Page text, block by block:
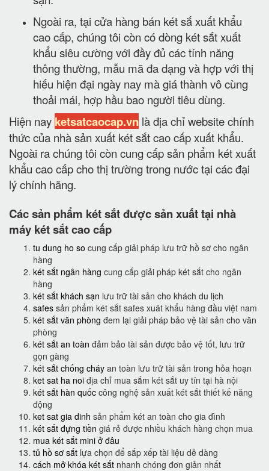
Ngoài ra, tại cửa hàng bán két sắ xuất khẩu
cao cấp, chúng tôi còn có dòng két sắt xuất
khẩu siêu cường với đầy đủ các tính năng
thông thường, mẫu mã đa dạng và hợp với thị
hiếu hiện đại ngày nay mà giá thành vô cùng
thoải mái, hợp hầu bao người tiêu dùng.
Hiện nay ketsatcaocap.vn là địa chỉ website chính
thức của nhà sản xuất két sắt cao cấp xuất khẩu.
Ngoài ra chúng tôi còn cung cấp sản phẩm két xuất
khẩu cao cấp cho thị trường trong nước tại các đại
lý chính hãng.
Các sản phẩm két sắt được sản xuất tại nhà
máy két sắt cao cấp
tu dung ho so cung cấp giải pháp lưu trữ hồ sơ cho ngân
hàng
két sắt ngân hàng cung cấp giải pháp két sắt cho ngân
hàng
két sắt khách sạn lưu trữ tài sản cho khách du lịch
safes sản phẩm két sắt safes xuât khẩu hàng đầu việt nam
két sắt văn phòng đem lại giải pháp bảo vệ tài sản cho văn
phòng
két sắt an toàn đảm bảo tài sản được bảo vệ tốt, lưu trữ
gọn gàng
két sắt chống cháy an toàn lưu trữ tài sản trong hỏa hoạn
ket sat ha noi địa chỉ mua sắm két sắt uy tín tại hà nội
két sắt hàn quốc công nghệ sản xuất két sắt thiết kế năng
động
ket sat gia dinh sản phẩm két an toàn cho gia đình
két sắt đựng tiền giá rẻ được nhiều khách hàng chọn mua
mua két sắt mini ở đâu
tủ hồ sơ sắt lựa chọn để sắp xếp tài liệu dễ dàng
cách mở khóa két sắt nhanh chóng đơn giản nhất